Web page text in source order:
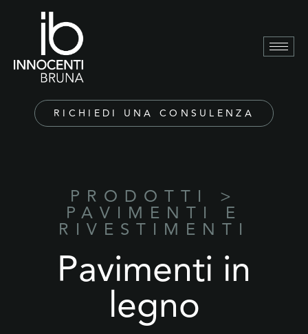
RICHIEDI UNA CONSULENZA
PRODOTTI >
PAVIMENTI E
RIVESTIMENTI
Pavimenti in
legno